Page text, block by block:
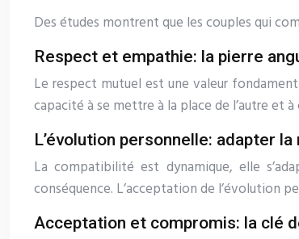
Des études montrent que les couples qui
Respect et empathie: la pierre
Le respect mutuel est une valeur
capacité à se mettre à la place de l’autre et
L’évolution personnelle: adapter
La compatibilité est dynamique, elle
conséquence. L’acceptation de l’évolution
Acceptation et compromis: la clé